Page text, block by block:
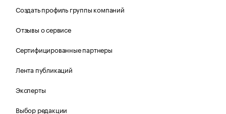
Создать профиль группы компаний
Отзывы о сервисе
Сертифицированные партнеры
Лента публикаций
Эксперты
Выбор редакции